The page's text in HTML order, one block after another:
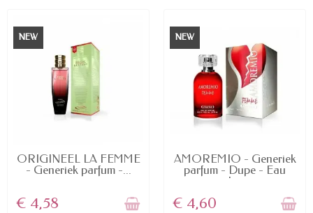
NEW
NIET OP VOORRAAD
ORIGINEEL LA FEMME
- Generiek parfum -...
€ 4,58
NEW
NIET OP VOORRAAD
AMOREMIO - Generiek
parfum - Dupe - Eau
de...
€ 4,60